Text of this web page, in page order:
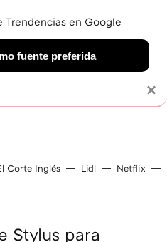
Corte Inglés Lidl Netflix
Stylus para
×
Trendencias en Google
fuente preferida